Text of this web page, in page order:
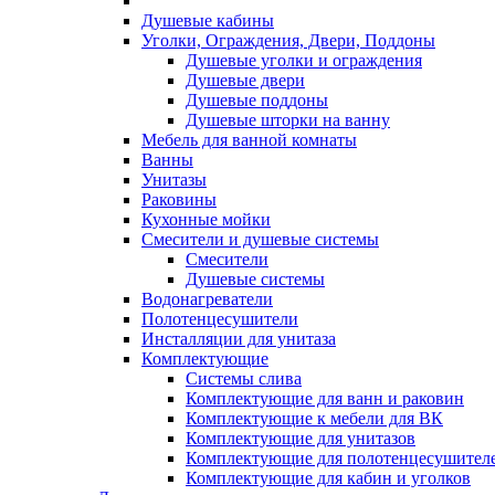
Душевые кабины
Уголки, Ограждения, Двери, Поддоны
Душевые уголки и ограждения
Душевые двери
Душевые поддоны
Душевые шторки на ванну
Мебель для ванной комнаты
Ванны
Унитазы
Раковины
Кухонные мойки
Смесители и душевые системы
Смесители
Душевые системы
Водонагреватели
Полотенцесушители
Инсталляции для унитаза
Комплектующие
Системы слива
Комплектующие для ванн и раковин
Комплектующие к мебели для ВК
Комплектующие для унитазов
Комплектующие для
Комплектующие для кабин и уголков